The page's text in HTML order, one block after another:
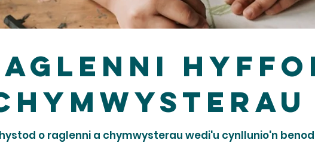
o raglenni a chymwysterau wedi'u cynllunio'n